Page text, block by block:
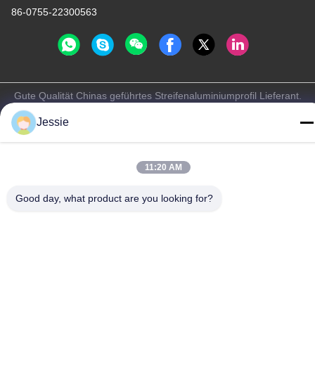
86-0755-22300563
Privacy policy|Sitemap
Gute Qualität Chinas geführtes Streifenaluminiumprofil Lieferant.
Copyright-© -2026 K&C LIGHTING TECHNOLOGY LTD. . Alle
Jessie
11:20 AM
Good day, what product are you looking for?